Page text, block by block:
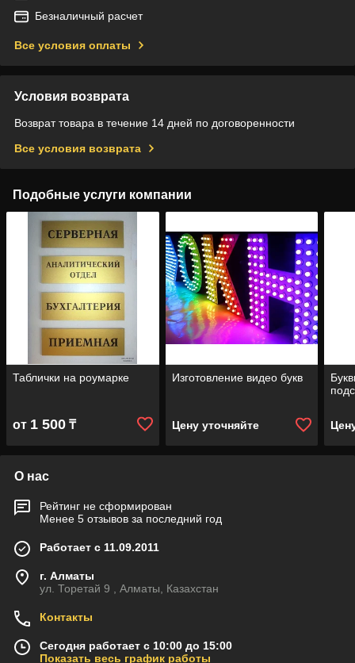
Безналичный расчет
Все условия оплаты
Условия возврата
Возврат товара в течение 14 дней по договоренности
Все условия возврата
Подобные услуги компании
Таблички на роумарке
от 1 500 ₸
Изготовление видео букв
Цену уточняйте
О нас
Рейтинг не сформирован
Менее 5 отзывов за последний год
Работает с 11.09.2011
г. Алматы
ул. Торетай 9 , Алматы, Казахстан
Контакты
Сегодня работает с 10:00 до 15:00
Показать весь график работы